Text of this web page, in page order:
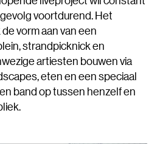
voortdurend. Het
vorm aan van een
strandpicknick en
artiesten bouwen via
eten en een speciaal
band op tussen henzelf en